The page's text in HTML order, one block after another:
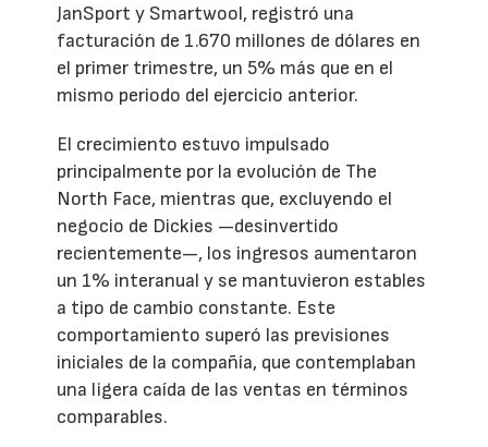
JanSport y Smartwool, registró una
facturación de 1.670 millones de dólares en
el primer trimestre, un 5% más que en el
mismo periodo del ejercicio anterior.
El crecimiento estuvo impulsado
principalmente por la evolución de The
North Face, mientras que, excluyendo el
negocio de Dickies —desinvertido
recientemente—, los ingresos aumentaron
un 1% interanual y se mantuvieron estables
a tipo de cambio constante. Este
comportamiento superó las previsiones
iniciales de la compañía, que contemplaban
una ligera caída de las ventas en términos
comparables.